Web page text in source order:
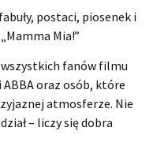
postaci, piosenek i
Mia!”
fanów filmu
ABBA oraz osób, które
atmosferze. Nie
– liczy się dobra